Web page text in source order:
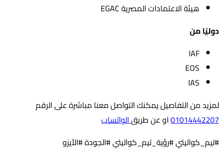
هيئة الاعتمادات المصرية EGAC
دوليًا من
IAF
EOS
IAS
لمزيد من التفاصيل يمكنك التواصل معنا مباشرة على الرقم
01014442207او عن طريقالواتساب
#تيم_كواليتي #رؤية_تيم_كواليتي #الجودة #الأيزو